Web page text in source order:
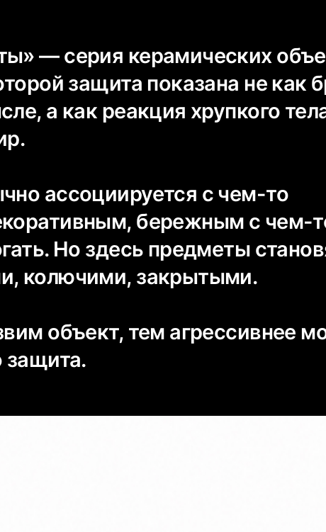
— серия керамических
защита показана не как
а как реакция хрупкого
ассоциируется с чем-то
бережным с чем-
Но здесь предметы
колючими, закрытыми.
объект, тем агрессивнее
защита.